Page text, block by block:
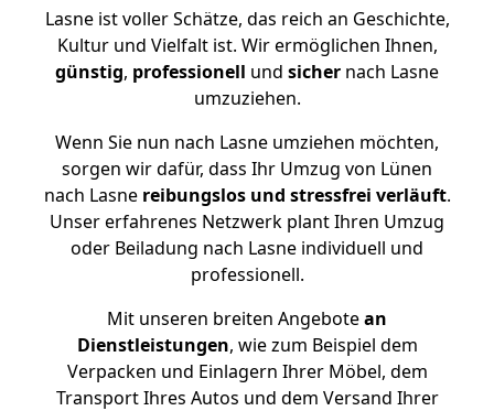
Lasne ist voller Schätze, das reich an Geschichte,
Kultur und Vielfalt ist. Wir ermöglichen Ihnen,
günstig, professionell und sicher nach Lasne
umzuziehen.
Wenn Sie nun nach Lasne umziehen möchten,
sorgen wir dafür, dass Ihr Umzug von Lünen
nach Lasne reibungslos und stressfrei verläuft.
Unser erfahrenes Netzwerk plant Ihren Umzug
oder Beiladung nach Lasne individuell und
professionell.
Mit unseren breiten Angebotean
Dienstleistungen, wie zum Beispiel dem
Verpacken und Einlagern Ihrer Möbel, dem
Transport Ihres Autos und dem Versand Ihrer